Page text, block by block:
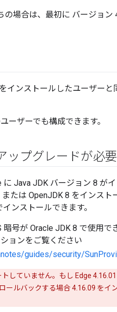
場合は、最初に バージョン
インストールしたユーザー
ーザーでも構成できます。
ップグレードが必要
に Java JDK バージョン 8 が
たは OpenJDK 8 をインス
ンストールできます。
号が Oracle JDK 8 で使用
ョンをご覧ください
guides/security/
していません。もし Edge
ールバックする場合 4.16.09 をイ